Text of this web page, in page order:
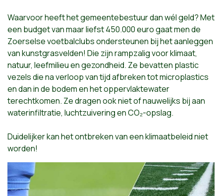
Waarvoor heeft het gemeentebestuur dan wél geld? Met
een budget van maar liefst 450.000 euro gaat men de
Zoerselse voetbalclubs ondersteunen bij het aanleggen
van kunstgrasvelden! Die zijn rampzalig voor klimaat,
natuur, leefmilieu en gezondheid. Ze bevatten plastic
vezels die na verloop van tijd afbreken tot microplastics
en dan in de bodem en het oppervlaktewater
terechtkomen. Ze dragen ook niet of nauwelijks bij aan
waterinfiltratie, luchtzuivering en CO₂-opslag.
Duidelijker kan het ontbreken van een klimaatbeleid niet
worden!